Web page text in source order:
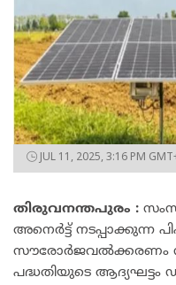
JUL 11, 2025, 3:16 PM
തിരുവനന്തപുരം :
അനെർട്ട്‌ നടപ്പാക്കുന്ന
സൗരോർജവൽക്കരണം
പദ്ധതിയുടെ ആദ്യഘട്ടം